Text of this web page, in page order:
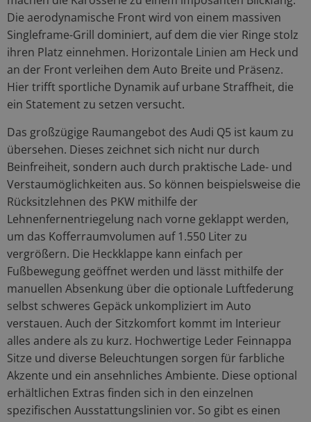
Die aerodynamische Front wird von einem massiven
Singleframe-Grill dominiert, auf dem die vier Ringe stolz
ihren Platz einnehmen. Horizontale Linien am Heck und
an der Front verleihen dem Auto Breite und Präsenz.
Hier trifft sportliche Dynamik auf urbane Straffheit, die
ein Statement zu setzen versucht.
Das großzügige Raumangebot des Audi Q5 ist kaum zu
übersehen. Dieses zeichnet sich nicht nur durch
Beinfreiheit, sondern auch durch praktische Lade- und
Verstaumöglichkeiten aus. So können beispielsweise die
Rücksitzlehnen des PKW mithilfe der
Lehnenfernentriegelung nach vorne geklappt werden,
um das Kofferraumvolumen auf 1.550 Liter zu
vergrößern. Die Heckklappe kann einfach per
Fußbewegung geöffnet werden und lässt mithilfe der
manuellen Absenkung über die optionale Luftfederung
selbst schweres Gepäck unkompliziert im Auto
verstauen. Auch der Sitzkomfort kommt im Interieur
alles andere als zu kurz. Hochwertige Leder Feinnappa
Sitze und diverse Beleuchtungen sorgen für farbliche
Akzente und ein ansehnliches Ambiente. Diese optional
erhältlichen Extras finden sich in den einzelnen
spezifischen Ausstattungslinien vor. So gibt es einen